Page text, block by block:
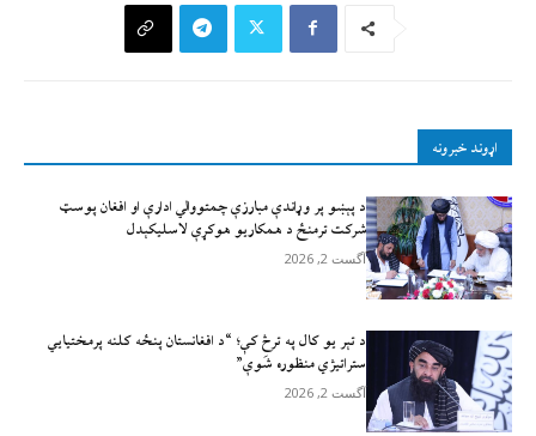
اړوند خبرونه
د پېښو پر وړاندې مبارزې چمتووالي ادارې او افغان پوسټ
شرکت ترمنځ د همکاریو هوکړې لاسلیکېدل
آگست 2, 2026
د تېر يو کال په ترڅ کې؛ “د افغانستان پنځه کلنه پرمختیايي
ستراتیژي منظوره شَوې”
آگست 2, 2026